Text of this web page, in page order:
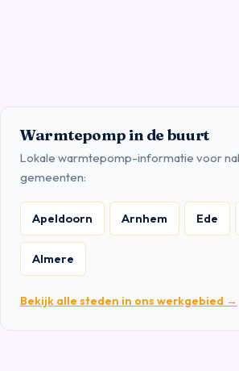
Warmtepomp in de buurt
Lokale warmtepomp-informatie voor
gemeenten:
Apeldoorn Arnhem Ede
Almere
Bekijk alle steden in ons werkgebied →